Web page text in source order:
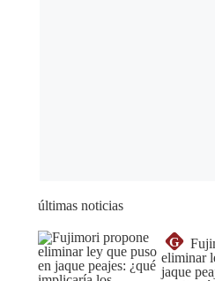
últimas noticias
G
eliminar
jaque